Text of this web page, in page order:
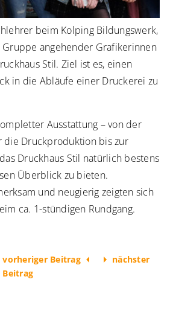
beim Kolping Bildungswerk,
angehender Grafikerinnen
Stil. Ziel ist es, einen
in die Abläufe einer Druckerei zu
Ausstattung – von der
die Druckproduktion bis zur
Druckhaus Stil natürlich bestens
Überblick zu bieten.
und neugierig zeigten sich
ca. 1-stündigen Rundgang.
vorheriger Beitrag
nächster
Beitrag